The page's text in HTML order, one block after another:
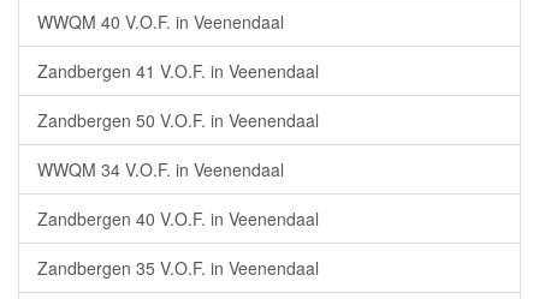
WWQM 40 V.O.F. in Veenendaal
Zandbergen 41 V.O.F. in Veenendaal
Zandbergen 50 V.O.F. in Veenendaal
WWQM 34 V.O.F. in Veenendaal
Zandbergen 40 V.O.F. in Veenendaal
Zandbergen 35 V.O.F. in Veenendaal